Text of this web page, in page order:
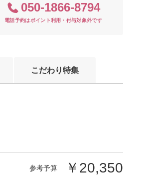
050-1866-8794
電話予約はポイント利用・付与対象外です
こだわり特集
参考予算 ￥20,350